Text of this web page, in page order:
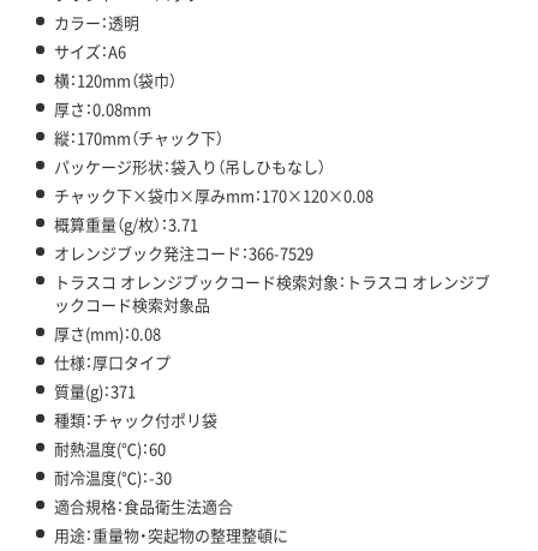
カラー：透明
サイズ：A6
横：120mm（袋巾）
厚さ：0.08mm
縦：170mm（チャック下）
パッケージ形状：袋入り（吊しひもなし）
チャック下×袋巾×厚みmm：170×120×0.08
概算重量（g/枚）：3.71
オレンジブック発注コード：366-7529
トラスコ オレンジブックコード検索対象：トラスコ オレンジブ
ックコード検索対象品
厚さ(mm)：0.08
仕様：厚口タイプ
質量(g)：371
種類：チャック付ポリ袋
耐熱温度(℃)：60
耐冷温度(℃)：-30
適合規格：食品衛生法適合
用途：重量物・突起物の整理整頓に